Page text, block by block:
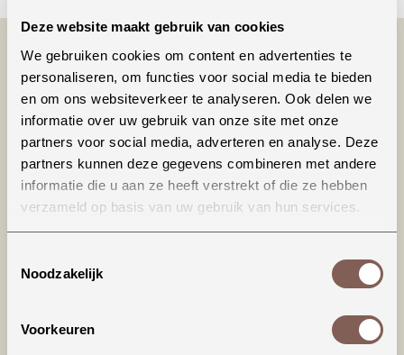
Deze website maakt gebruik van cookies
We gebruiken cookies om content en advertenties te
personaliseren, om functies voor social media te bieden
en om ons websiteverkeer te analyseren. Ook delen we
informatie over uw gebruik van onze site met onze
partners voor social media, adverteren en analyse. Deze
partners kunnen deze gegevens combineren met andere
informatie die u aan ze heeft verstrekt of die ze hebben
verzameld op basis van uw gebruik van hun services.
Noodzakelijk
Voorkeuren
Productinformatie
kledingkast! Fashionable, comfy en eindeloos te
combineren, wat wil je nog meer?! Draag jouw
favo tee bij hogere temperaturen op een shortje
of rokje en combineer het shirt in het najaar